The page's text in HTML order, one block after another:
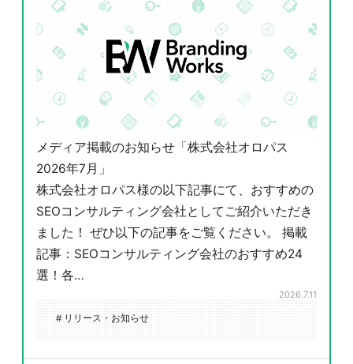
メディア掲載のお知らせ「株式会社オロパス
2026年7月」
株式会社オロパス様の以下記事にて、おすすめの
SEOコンサルティング会社としてご紹介いただき
ました！ ぜひ以下の記事をご覧ください。 掲載
記事：SEOコンサルティング会社のおすすめ24
選！各…
2026.7.11
# リリース・お知らせ